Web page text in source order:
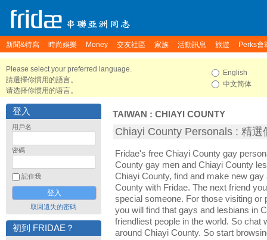
新聞&特寫 時尚娛樂 Money 交友社區 家族 活動訊息 旅遊 Perks會
Please select your preferred language.
請選擇你慣用的語言。
请选择你惯用的语言。
English
中文简体
登入
用戶名
密碼
記住我
取回遺失的密碼
初到 FRIDAE？
TAIWAN : CHIAYI COUNTY
Chiayi County Personals : 精選
Fridae's free Chiayi County gay
County gay men and Chiayi County
Chiayi County, find and make new
County with Fridae. The next friend
special someone. For those visiting or
you will find that gays and lesbians in
friendliest people in the world. So chat
around Chiayi County. So start